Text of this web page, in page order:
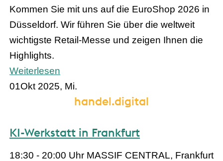
Kommen Sie mit uns auf die EuroShop 2026 in
Düsseldorf. Wir führen Sie über die weltweit
wichtigste Retail-Messe und zeigen Ihnen die
Highlights.
Weiterlesen
01Okt 2025, Mi.
handel.digital
KI-Werkstatt in Frankfurt
18:30 - 20:00 Uhr MASSIF CENTRAL, Frankfurt